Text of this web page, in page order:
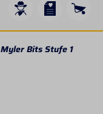
Myler Bits Stufe 1